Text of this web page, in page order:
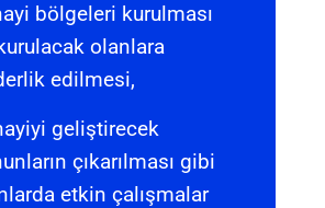
bölgeleri kurulması
olanlara
edilmesi,
geliştirecek
çıkarılması gibi
etkin çalışmalar